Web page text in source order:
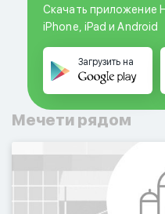
Скачать приложение
iPhone, iPad и Android
Загрузить на
Мечети рядом